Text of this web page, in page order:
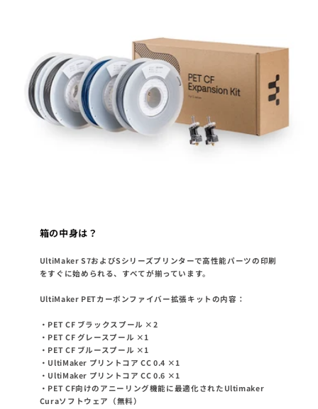
箱の中身は？
UltiMaker S7およびSシリーズプリンターで高性能パーツの印刷
をすぐに始められる、すべてが揃っています。
UltiMaker PETカーボンファイバー拡張キットの内容：
・PET CF ブラックスプール ×2
・PET CF グレースプール ×1
・PET CF ブルースプール ×1
・UltiMaker プリントコア CC 0.4 ×1
・UltiMaker プリントコア CC 0.6 ×1
・PET CF向けのアニーリング機能に最適化されたUltimaker
Curaソフトウェア（無料）